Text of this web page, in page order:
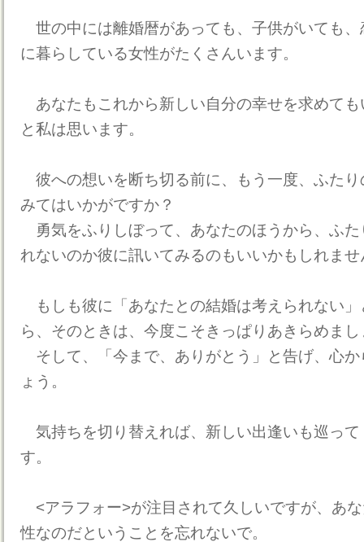
世の中には離婚暦があっても、子供がいても
に暮らしている女性がたくさんいます。
あなたもこれから新しい自分の幸せを求めて
と私は思います。
彼への想いを断ち切る前に、もう一度、ふた
みてはいかがですか？
勇気をふりしぼって、あなたのほうから、ふ
れないのか彼に訊いてみるのもいいかもしれませ
もしも彼に「あなたとの結婚は考えられない」
ら、そのときは、今度こそきっぱりあきらめまし
そして、「今まで、ありがとう」と告げ、心
ょう。
気持ちを切り替えれば、新しい出逢いも巡って
す。
<アラフォー>が注目されて久しいですが、あ
性なのだということを忘れないで。